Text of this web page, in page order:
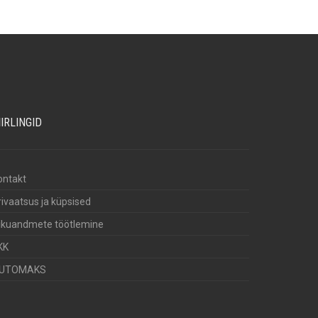
ja küpsised
töötlemine